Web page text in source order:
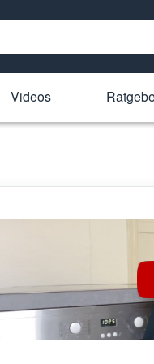
Videos